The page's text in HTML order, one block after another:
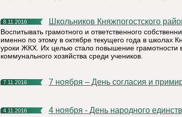
8.11.2016 Школьников Княжпогостского
Воспитывать грамотного и ответственного
именно по этому в октябре текущего года в школах
уроки ЖКХ. Их целью стало повышение грамотности
коммунального хозяйства среди учеников.
7.11.2016 7 ноября – День согласия и
4.11.2016 4 ноября - День народного